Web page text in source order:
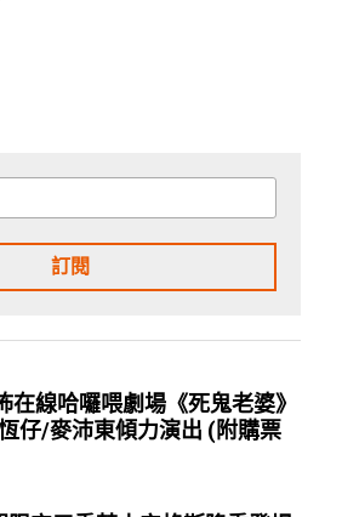
訂閱
在線哈囉喂劇場《死鬼老婆》
仔/麥沛東傾力演出 (附購票